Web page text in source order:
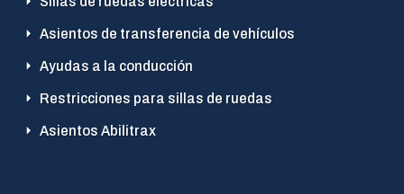
Asientos de transferencia de vehículos
Ayudas a la conducción
Restricciones para sillas de ruedas
Asientos Abilitrax